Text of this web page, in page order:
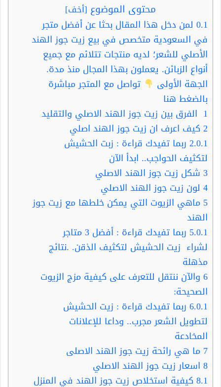
محتوى الموضوع [أخف]
0.1 لمن دخل هذا المقال بحثا عن أفضل متجر
في السعودية متخصص في بيع زيت جوز الهند
الأصلي للشعر؛ لديه منتجات تتلائم مع جميع
أنواع الزبائن. يعملون بهذا المجال منذ مدة.
الجهة الأولى
تواصل مع المتجر مباشرة
بالضغط هنا
1 الفرق بين زيت جوز الهند الاصلي والتقليد
2 كيف اعرف ان زيت جوز الهند اصلي
2.0.1 ربما تفيدك قراءة : زبت الحشيش
لتكثيف الحواجب.. ابدأ الآن
3 شكل زيت جوز الهند الاصلي
4 لون زيت جوز الهند الاصلي
5 ماهي الزيوت التي يمكن خلطها مع زيت جوز
الهند
5.0.1
ربما تفيدك قراءة : أفضل 3 متاجر
لشراء زيت الحشيش لتكثيف الذقن. .نتائج
مذهلة
6 والآن ننتقل للتعرف على كيفية مزج الزيوت
الصحيحة:
6.0.1 ربما تفيدك قراءة : زيت الحشيش
لتطويل الشعر مجرب.. وداعا للإعلانات
المخادعة
7 ما هي رائحة زيت جوز الهند الاصلى
8 اسعار زيت جوز الهند الاصلي
8.1 كيفية استخلاص زيت جوز الهند في المنزل